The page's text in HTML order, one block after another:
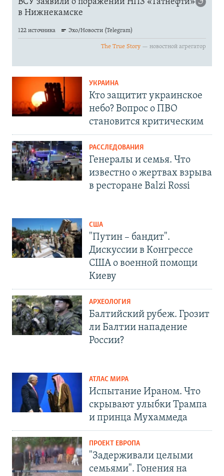
УКРАИНА
Кто защитит украинское
небо? Вопрос о ПВО
становится критическим
РАССЛЕДОВАНИЯ
Генералы и семья. Что
известно о жертвах взрыва
в ресторане Balzi Rossi
США
"Путин – бандит".
Дискуссии в Конгрессе
США о военной помощи
Киеву
АРХЕОЛОГИЯ
Балтийский рубеж. Грозит
ли Балтии нападение
России?
АТЛАС МИРА
Испытание Ираном. Что
скрывают улыбки Трампа
и принца Мухаммеда
ПРОЕКТ ЕВРОПА
"Задерживали целыми
семьями". Гонения на